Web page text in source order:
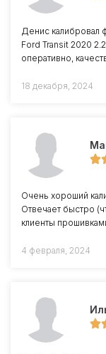
Денис калибровал
Ford Transit 2020
оперативно,
18 декабря, 2024
Очень хороший
Отвечает быстро
клиенты
4 февраля, 2024